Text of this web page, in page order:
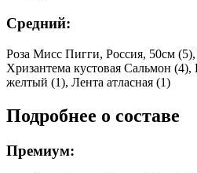
Средний:
Роза Мисс Пигги, Россия, 50см (5),
Хризантема кустовая Сальмон
желтый (1), Лента атласная (1)
Подробнее о составе
Премиум: